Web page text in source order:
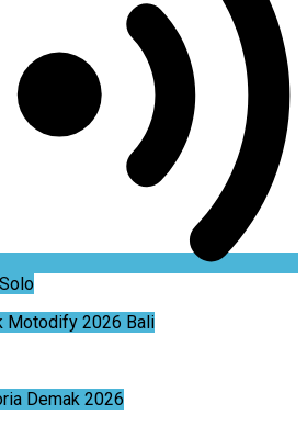
Motodify 2026 Bali
Demak 2026